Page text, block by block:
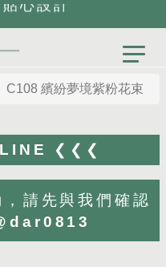
C108 繽紛夢境紫粉花束
❮❮❮
請先與我們確認